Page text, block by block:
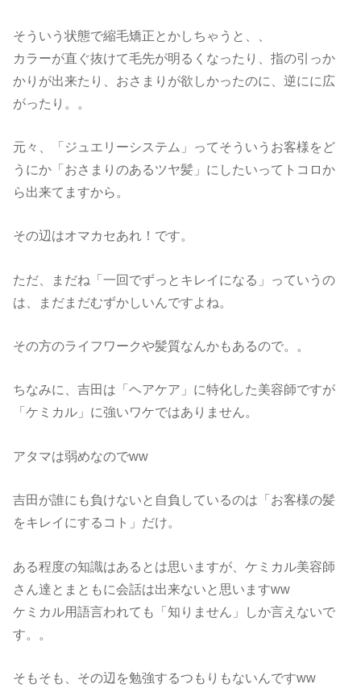
そういう状態で縮毛矯正とかしちゃうと、、
カラーが直ぐ抜けて毛先が明るくなったり、指の引っか
かりが出来たり、おさまりが欲しかったのに、逆にに広
がったり。。
元々、「ジュエリーシステム」ってそういうお客様をど
うにか「おさまりのあるツヤ髪」にしたいってトコロか
ら出来てますから。
その辺はオマカセあれ！です。
ただ、まだね「一回でずっとキレイになる」っていうの
は、まだまだむずかしいんですよね。
その方のライフワークや髪質なんかもあるので。。
ちなみに、吉田は「ヘアケア」に特化した美容師ですが
「ケミカル」に強いワケではありません。
アタマは弱めなのでww
吉田が誰にも負けないと自負しているのは「お客様の髪
をキレイにするコト」だけ。
ある程度の知識はあるとは思いますが、ケミカル美容師
さん達とまともに会話は出来ないと思いますww
ケミカル用語言われても「知りません」しか言えないで
す。。
そもそも、その辺を勉強するつもりもないんですww